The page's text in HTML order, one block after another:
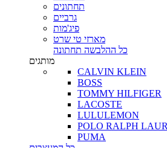
תחתונים
גרביים
פיג'מות
מארזי טי שרט
כל ההלבשה תחתונה
מותגים
CALVIN KLEIN
BOSS
TOMMY HILFIGER
LACOSTE
LULULEMON
POLO RALPH
PUMA